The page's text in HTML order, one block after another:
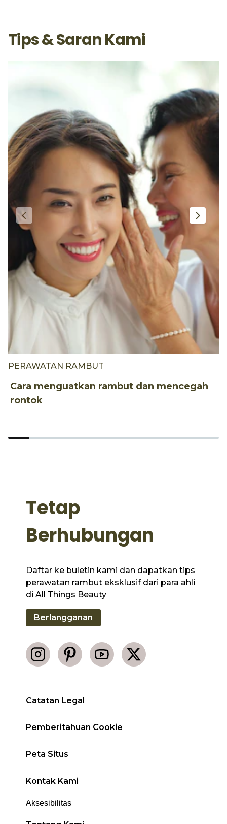
Tips & Saran Kami
PERAWATAN RAMBUT
Cara menguatkan rambut dan mencegah
rontok
Catatan Legal
Pemberitahuan Cookie
Peta Situs
Kontak Kami
Aksesibilitas
Tetap
Berhubungan
Daftar ke buletin kami dan dapatkan tips
perawatan rambut eksklusif dari para ahli
di All Things Beauty
Berlangganan